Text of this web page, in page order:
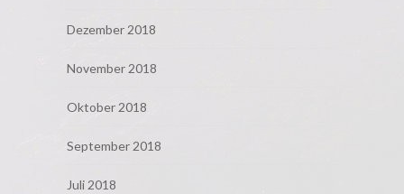
Dezember 2018
November 2018
Oktober 2018
September 2018
Juli 2018